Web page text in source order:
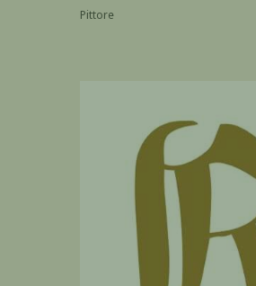
Pittore